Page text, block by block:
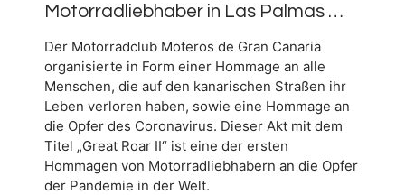
Motorradliebhaber in Las Palmas …
Der Motorradclub Moteros de Gran Canaria
organisierte in Form einer Hommage an alle
Menschen, die auf den kanarischen Straßen ihr
Leben verloren haben, sowie eine Hommage an
die Opfer des Coronavirus. Dieser Akt mit dem
Titel „Great Roar II“ ist eine der ersten
Hommagen von Motorradliebhabern an die Opfer
der Pandemie in der Welt.